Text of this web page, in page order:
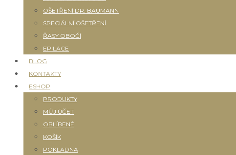
OŠETŘENÍ DR. BAUMANN
SPECIÁLNÍ OŠETŘENÍ
ŘASY OBOČÍ
EPILACE
BLOG
KONTAKTY
ESHOP
PRODUKTY
MŮJ ÚČET
OBLÍBENÉ
KOŠÍK
POKLADNA